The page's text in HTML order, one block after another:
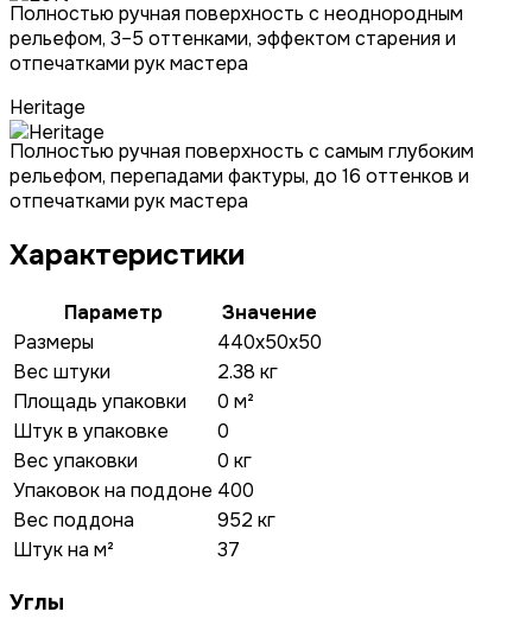
Полностью ручная поверхность с неоднородным
рельефом, 3–5 оттенками, эффектом старения и
отпечатками рук мастера
Heritage
Полностью ручная поверхность с самым глубоким
рельефом, перепадами фактуры, до 16 оттенков и
отпечатками рук мастера
Характеристики
Параметр
Значение
Размеры
440x50x50
Вес штуки
2.38 кг
Площадь упаковки
0 м²
Штук в упаковке
0
Вес упаковки
0 кг
Упаковок на поддоне 400
Вес поддона
952 кг
Штук на м²
37
Углы